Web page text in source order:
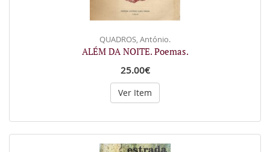
QUADROS, António.
ALÉM DA NOITE. Poemas.
25.00€
Ver Item